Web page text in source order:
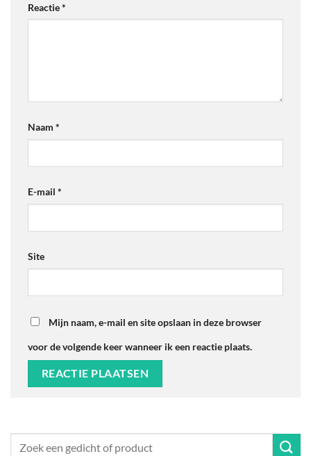
Reactie*
Naam *
E-mail *
Site
Mijn naam, e-mail en site opslaan in deze browser
voor de volgende keer wanneer ik een reactie plaats.